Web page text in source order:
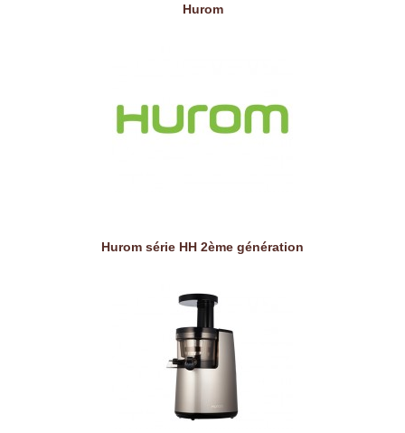
Hurom
Hurom série HH 2ème génération